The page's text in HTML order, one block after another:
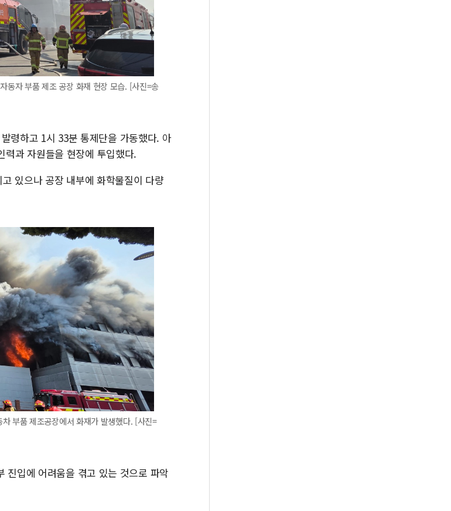
동자 부품 제조 공장 화재 현장 모습. [사진=송
령하고 1시 33분 통제단을 가동했다. 아
력과 자원들을 현장에 투입했다.
있으나 공장 내부에 화학물질이 다량
부품 제조공장에서 화재가 발생했다. [사진=
진입에 어려움을 겪고 있는 것으로 파악